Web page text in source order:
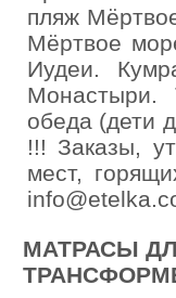
пляж
Мёртвое
Иудеи.
обеда (дети
!!! Заказы,
мест,
МАТРАСЫ